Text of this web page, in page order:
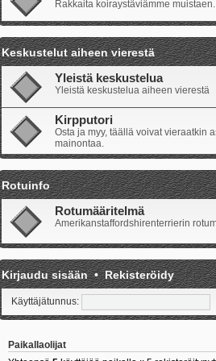
Rakkaita koiraystäviämme muistaen.
Keskustelut aiheen vierestä
Yleistä keskustelua
Yleistä keskustelua aiheen vierestä
Kirpputori
Osta ja myy, täällä voivat vieraatkin
mainontaa.
Rotuinfo
Rotumääritelmä
Amerikanstaffordshirenterrierin
Kirjaudu sisään•Rekisteröidy
Käyttäjätunnus:
Paikallaolijat